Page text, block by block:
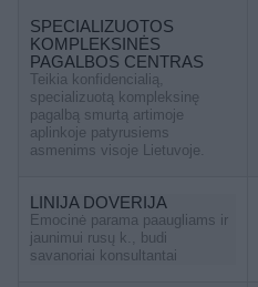
SPECIALIZUOTOS
KOMPLEKSINĖS
PAGALBOS CENTRAS
Teikia konfidencialią,
specializuotą kompleksinę
pagalbą smurtą artimoje
aplinkoje patyrusiems
asmenims visoje Lietuvoje.
LINIJA DOVERIJA
Emocinė parama paaugliams ir
jaunimui rusų k., budi
savanoriai konsultantai